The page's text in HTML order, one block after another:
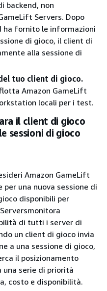
backend, non
Servers. Dopo
ha fornito le informazioni
di gioco, il client di
alla sessione di
tuo client di gioco.
Amazon GameLift
locali per i test.
il client di gioco
sessioni di gioco
Amazon GameLift
una nuova sessione di
disponibili per
di tutti i server di
un client di gioco invia
a una sessione di gioco,
il posizionamento
una serie di priorità
costo e disponibilità.